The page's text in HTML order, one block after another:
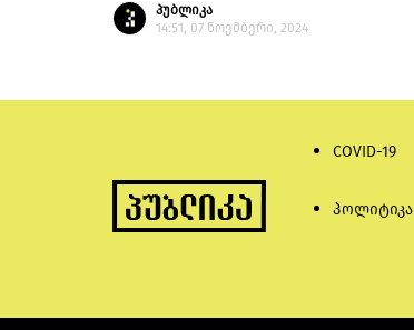
პუბლიკა
14:51, 07 ნოემბერი, 2024
COVID-19
პოლიტიკა